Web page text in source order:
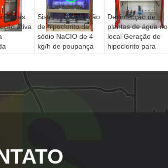
ativa
Sistema de geração
de hipoclorito de
sódio NaCIO de 4
kg/h de poupança
Desinfecção de
plantas de água no
local Geração de
hipoclorito para